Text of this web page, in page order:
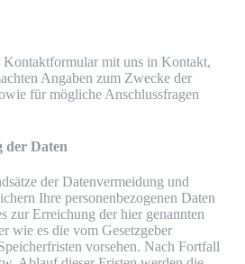
mit uns in Kontakt,
Angaben zum Zwecke der
für mögliche Anschlussfragen
der Daten
der Datenvermeidung und
Ihre personenbezogenen Daten
zur Erreichung der hier genannten
wie es die vom Gesetzgeber
vorsehen. Nach Fortfall